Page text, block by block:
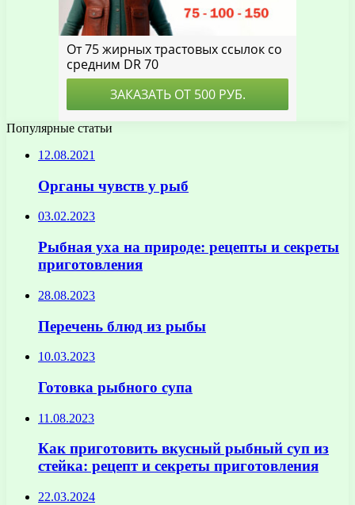
Популярные статьи
12.08.2021
Органы чувств у рыб
03.02.2023
Рыбная уха на природе: рецепты и секреты
приготовления
28.08.2023
Перечень блюд из рыбы
10.03.2023
Готовка рыбного супа
11.08.2023
Как приготовить вкусный рыбный суп из
стейка: рецепт и секреты приготовления
22.03.2024